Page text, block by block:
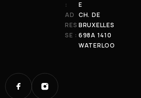
:
E
AD
RES
SE :
CH. DE
BRUXELLES
698A 1410
WATERLOO